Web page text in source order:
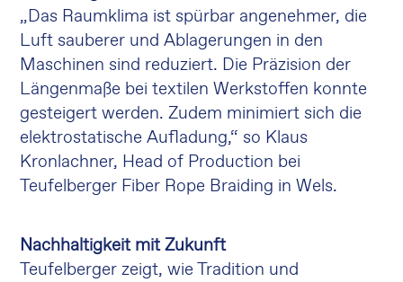
„Das Raumklima ist spürbar angenehmer, die
Luft sauberer und Ablagerungen in den
Maschinen sind reduziert. Die Präzision der
Längenmaße bei textilen Werkstoffen konnte
gesteigert werden. Zudem minimiert sich die
elektrostatische Aufladung,“ so Klaus
Kronlachner, Head of Production bei
Teufelberger Fiber Rope Braiding in Wels.
Nachhaltigkeit mit Zukunft
Teufelberger zeigt, wie Tradition und